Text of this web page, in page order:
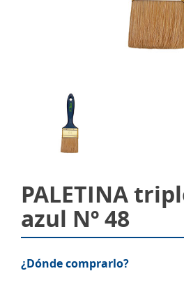
PALETINA
azul Nº 48
¿Dónde comprarlo?